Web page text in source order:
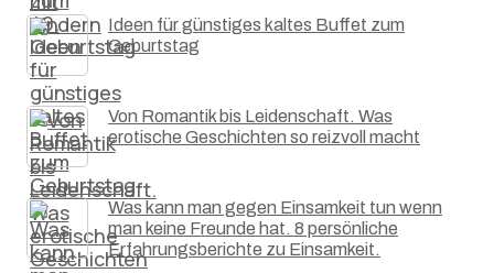
Ideen für günstiges kaltes Buffet zum
Geburtstag
Von Romantik bis Leidenschaft. Was
erotische Geschichten so reizvoll macht
Was kann man gegen Einsamkeit tun wenn
man keine Freunde hat. 8 persönliche
Erfahrungsberichte zu Einsamkeit.